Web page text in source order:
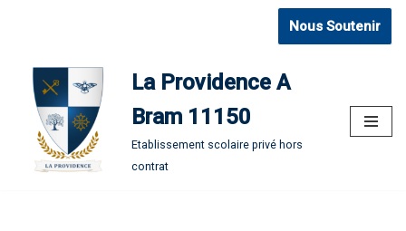
contenu
Nous Soutenir
La Providence A
Bram 11150
Etablissement scolaire privé hors
contrat